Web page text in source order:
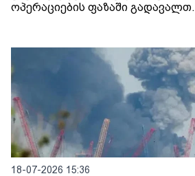
ოპერაციების ფაზაში გადავალთ.
18-07-2026 15:36